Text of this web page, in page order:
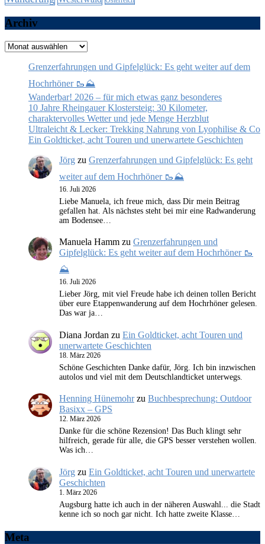
Archiv
Archiv
Grenzerfahrungen und Gipfelglück: Es geht weiter auf dem
Hochrhöner 🥾⛰️
Wanderbar! 2026 – für mich etwas ganz besonderes
10 Jahre Rheingauer Klostersteig: 30 Kilometer,
charaktervolles Wetter und jede Menge Herzblut
Ultraleicht & Lecker: Trekking Nahrung von Lyophilise & Co
Ein Goldticket, acht Touren und unerwartete Geschichten
Jörg zu Grenzerfahrungen und Gipfelglück: Es geht
weiter auf dem Hochrhöner 🥾⛰️
16. Juli 2026
Liebe Manuela, ich freue mich, dass Dir mein Beitrag
gefallen hat. Als nächstes steht bei mir eine Radwanderung
am Bodensee…
Manuela Hamm zu Grenzerfahrungen und
Gipfelglück: Es geht weiter auf dem Hochrhöner 🥾
⛰️
16. Juli 2026
Lieber Jörg, mit viel Freude habe ich deinen tollen Bericht
über eure Etappenwanderung auf dem Hochrhöner gelesen.
Das war ja…
Diana Jordan zu Ein Goldticket, acht Touren und
unerwartete Geschichten
18. März 2026
Schöne Geschichten Danke dafür, Jörg. Ich bin inzwischen
autolos und viel mit dem Deutschlandticket unterwegs.
Henning Hünemohrzu Buchbesprechung: Outdoor
Basixx – GPS
12. März 2026
Danke für die schöne Rezension! Das Buch klingt sehr
hilfreich, gerade für alle, die GPS besser verstehen wollen.
Was ich…
Jörg zu Ein Goldticket, acht Touren und unerwartete
Geschichten
1. März 2026
Augsburg hatte ich auch in der näheren Auswahl... die Stadt
kenne ich so noch gar nicht. Ich hatte zweite Klasse…
Meta